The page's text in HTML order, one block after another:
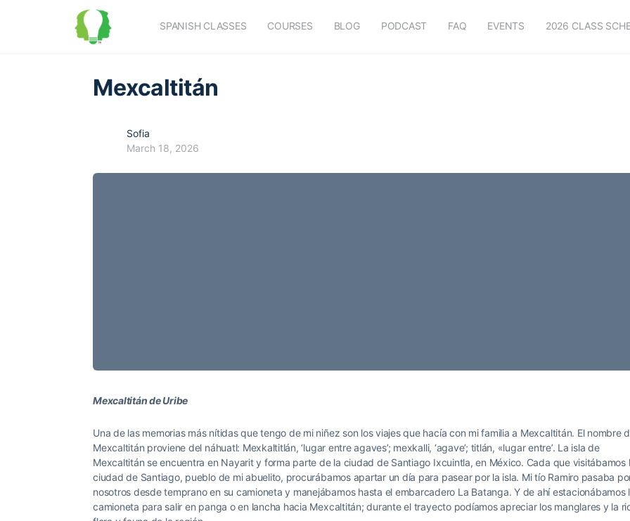
SPANISH CLASSES COURSES BLOG PODCAST FAQ EVENTS 2026 CLASS
Mexcaltitán
Sofia
March 18, 2026
Mexcaltitán de Uribe
Una de las memorias más nítidas que tengo de mi niñez son los viajes que hacía con mi familia a Mexcaltitán. El nombre
Mexcaltitán proviene del náhuatl: Mexkaltitlán, ‘lugar entre agaves’; mexkalli, ‘agave’; titlán, «lugar entre’. La isla de
Mexcaltitán se encuentra en Nayarit y forma parte de la ciudad de Santiago Ixcuintla, en México. Cada que visitábamos
ciudad de Santiago, pueblo de mi abuelito, procurábamos apartar un día para pasear por la isla. Mi tío Ramiro pasaba
nosotros desde temprano en su camioneta y manejábamos hasta el embarcadero La Batanga. Y de ahí estacionábamos
camioneta para salir en panga o en lancha hacia Mexcaltitán; durante el trayecto podíamos apreciar los manglares y la